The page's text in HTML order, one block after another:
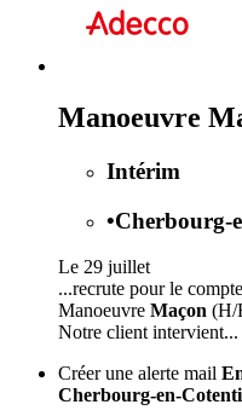
Manoeuvre
Intérim
•Cherbourg-
Le 29 juillet
...recrute pour le
Manoeuvre Maçon (H/
Notre client intervient...
Créer une alerte mail
Cherbourg-en-